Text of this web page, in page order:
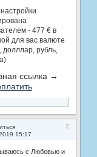
- 477 € в
для вас валюте
долллар, рубль,
ссылка →
2
15:17
с Любовью и